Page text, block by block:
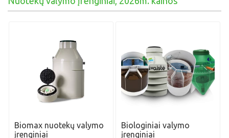
Biomax nuotekų valymo
įrenginiai
Biologiniai valymo
įrenginiai